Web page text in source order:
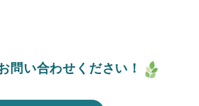
問い合わせください！